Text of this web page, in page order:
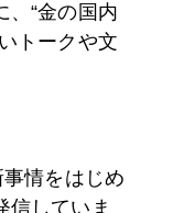
、“金の国内
トークや文
情をはじめ
信していま